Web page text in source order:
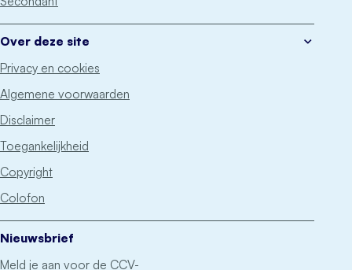
Over deze site
Privacy en cookies
Algemene voorwaarden
Disclaimer
Toegankelijkheid
Copyright
Colofon
Nieuwsbrief
Meld je aan voor de CCV-